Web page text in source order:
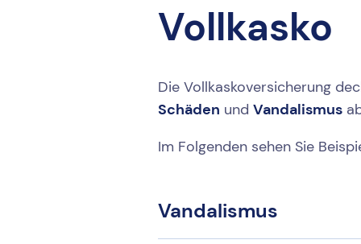
Vollkasko
Die Vollkaskoversicherung
Schäden und Vandalismus
Im Folgenden sehen Sie
Vandalismus